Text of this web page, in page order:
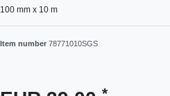
100 mm x 10 m
Item number 78771010SGS
*